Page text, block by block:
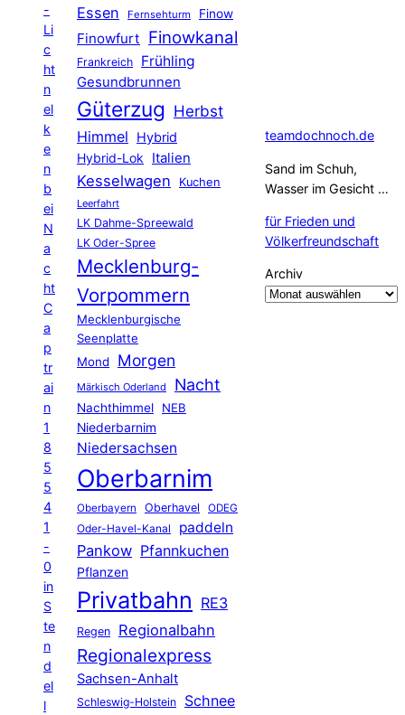
-
Li
c
ht
n
el
k
e
n
b
ei
N
a
c
ht
C
a
p
tr
ai
n
1
8
5
5
4
1
-
0
in
S
te
n
d
el
l
Essen Fernsehturm Finow
Finowfurt Finowkanal
Frankreich Frühling
Gesundbrunnen
Güterzug Herbst
Himmel
Hybrid
Hybrid-Lok Italien
Kesselwagen Kuchen
Leerfahrt
LK Dahme-Spreewald
LK Oder-Spree
Mecklenburg-
Vorpommern
Mecklenburgische
Seenplatte
Mond
Morgen
Märkisch Oderland Nacht
Nachthimmel
NEB
Niederbarnim
Niedersachsen
Oberbarnim
Oberbayern Oberhavel ODEG
Oder-Havel-Kanal paddeln
Pankow Pfannkuchen
Pflanzen
Privatbahn RE3
Regen Regionalbahn
Regionalexpress
Sachsen-Anhalt
Schleswig-Holstein Schnee
teamdochnoch.de
Sand im Schuh,
Wasser im Gesicht …
für Frieden und
Völkerfreundschaft
Archiv